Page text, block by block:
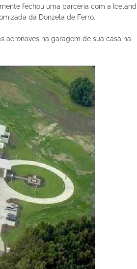
fechou uma parceria com a Iceland
da Donzela de Ferro.
aeronaves na garagem de sua casa na